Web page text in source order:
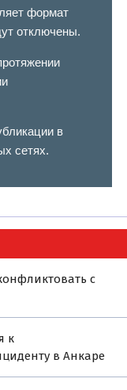
формат
отключены.
в
сетях.
с
к
в Анкаре